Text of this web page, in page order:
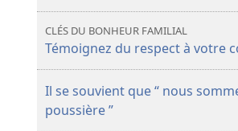
CLÉS DU BONHEUR FAMILIAL
Témoignez du respect à votre
Il se souvient que “ nous
poussière ”